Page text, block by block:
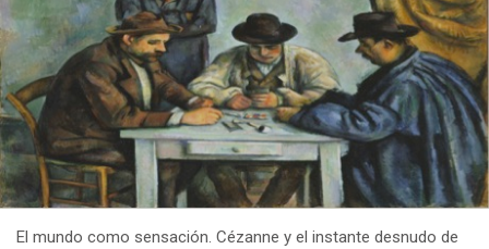
El mundo como sensación. Cézanne y el instante desnudo de